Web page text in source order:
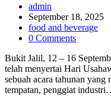
Ready-
to-
Eat
Sumatraa
Post
author:
admin
Post
published:
September 18, 2025
Post
category:
food and beverage
Post
0 Comments
Bukit Jalil, 12 – 16
telah menyertai Hari
sebuah acara tahunan
tempatan, penggiat